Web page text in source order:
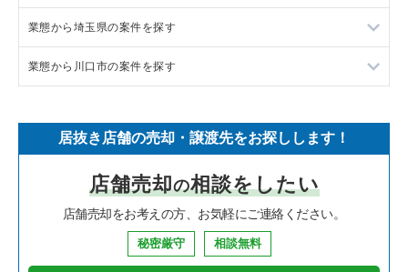
イタリア料理の居抜き売却物件の案件一覧
中華の居抜き売却物件の案件一覧
寿司の居抜き売却物件の案件一覧
焼肉の居抜き売却物件の案件一覧
鉄板焼き・お好み焼の居抜き売却物件の案件一覧
東京都下の飲食店の居抜き売却物件の案件一覧
千葉県の飲食店の居抜き売却物件の案件一覧
神奈川県の飲食店の居抜き売却物件の案件一覧
大阪府の飲食店の居抜き売却物件の案件一覧
兵庫県の飲食店の居抜き売却物件の案件一覧
上尾市の飲食店の居抜き売却物件の案件一覧
吉川市の飲食店の居抜き売却物件の案件一覧
さいたま市浦和区の飲食店の居抜き売却物件の案件一覧
さいたま市大宮区の飲食店の居抜き売却物件の案件一覧
入間市の飲食店の居抜き売却物件の案件一覧
業態から埼玉県の案件を探す
埼玉県のラーメンの居抜き売却物件の案件一覧
埼玉県のイタリア料理の居抜き売却物件の案件一覧
埼玉県の中華の居抜き売却物件の案件一覧
埼玉県のそば・うどんの居抜き売却物件の案件一覧
業態から川口市の案件を探す
川口市のイタリア料理の居抜き売却物件の案件一覧
川口市の中華の居抜き売却物件の案件一覧
川口市の寿司の居抜き売却物件の案件一覧
居抜き店舗の売却・譲渡先をお探しします！
店舗売却の相談をしたい
店舗売却をお考えの方、お気軽にご連絡ください。
秘密厳守 相談無料